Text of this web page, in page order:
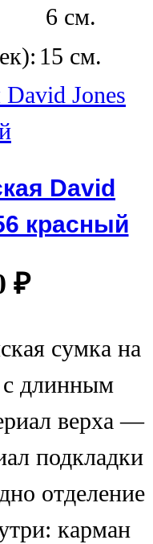
6 см.
15 см.
David
красный
₽
сумка на
с длинным
верха —
подкладки
отделение
карман